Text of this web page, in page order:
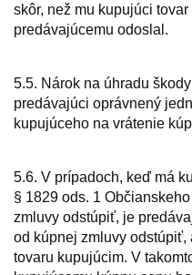
skôr, než mu kupujúci
predávajúcemu odoslal.
5.5. Nárok na úhradu
predávajúci oprávnený
kupujúceho na vrátenie
5.6. V prípadoch, keď má
§ 1829 ods. 1
zmluvy odstúpiť, je
od kúpnej zmluvy odstúpiť,
tovaru kupujúcim. V